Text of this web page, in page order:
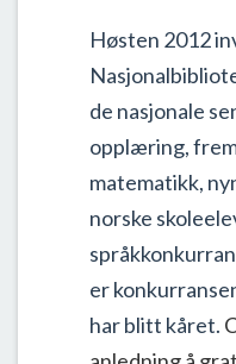
Høsten 2012
de nasjonale
opplæring,
matematikk,
norske
er
har blitt kåret.